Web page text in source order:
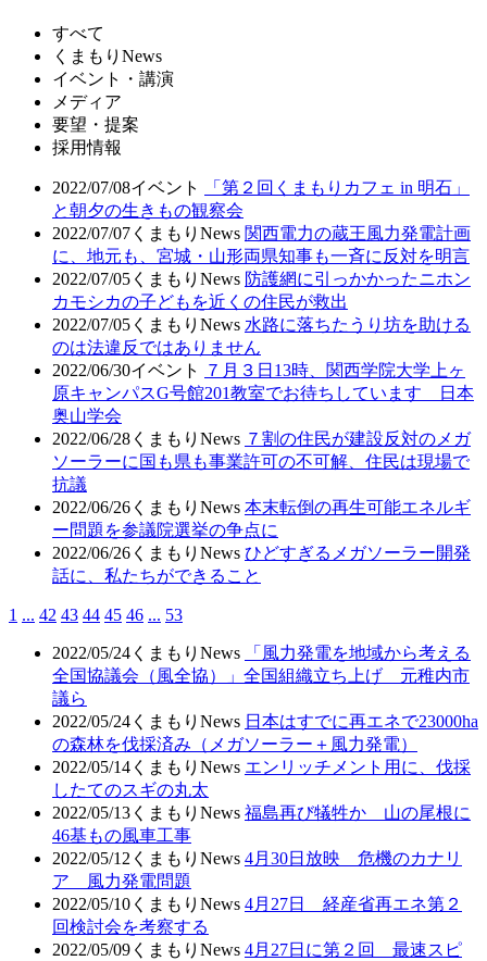
すべて
くまもりNews
イベント・講演
メディア
要望・提案
採用情報
2022/07/08イベント
「第２回くまもりカフェ in 明石」
と朝夕の生きもの観察会
2022/07/07 くまもりNews 関西電力の蔵王風力発電計画
に、地元も、宮城・山形両県知事も一斉に反対を明言
2022/07/05 くまもりNews 防護網に引っかかったニホン
カモシカの子どもを近くの住民が救出
2022/07/05 くまもりNews 水路に落ちたうり坊を助ける
のは法違反ではありません
2022/06/30イベント
７月３日13時、関西学院大学上ヶ
原キャンパスG号館201教室でお待ちしています 日本
奥山学会
2022/06/28 くまもりNews ７割の住民が建設反対のメガ
ソーラーに国も県も事業許可の不可解、住民は現場で
抗議
2022/06/26 くまもりNews 本末転倒の再生可能エネルギ
ー問題を参議院選挙の争点に
2022/06/26 くまもりNews ひどすぎるメガソーラー開発
話に、私たちができること
1 ... 42 43 44 45 46 ... 53
2022/05/24 くまもりNews
「風力発電を地域から考える
全国協議会（風全協）」全国組織立ち上げ 元稚内市
議ら
2022/05/24 くまもりNews 日本はすでに再エネで23000ha
の森林を伐採済み（メガソーラー＋風力発電）
2022/05/14 くまもりNews エンリッチメント用に、伐採
したてのスギの丸太
2022/05/13 くまもりNews 福島再び犠牲か 山の尾根に
46基もの風車工事
2022/05/12 くまもりNews 4月30日放映 危機のカナリ
ア 風力発電問題
2022/05/10 くまもりNews 4月27日 経産省再エネ第２
回検討会を考察する
2022/05/09 くまもりNews 4月27日に第２回 最速スピ